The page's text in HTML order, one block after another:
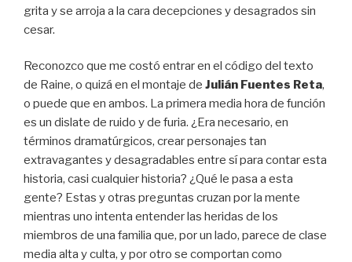
grita y se arroja a la cara decepciones y desagrados sin
cesar.
Reconozco que me costó entrar en el código del texto
de Raine, o quizá en el montaje de Julián Fuentes Reta,
o puede que en ambos. La primera media hora de función
es un dislate de ruido y de furia. ¿Era necesario, en
términos dramatúrgicos, crear personajes tan
extravagantes y desagradables entre sí para contar esta
historia, casi cualquier historia? ¿Qué le pasa a esta
gente? Estas y otras preguntas cruzan por la mente
mientras uno intenta entender las heridas de los
miembros de una familia que, por un lado, parece de clase
media alta y culta, y por otro se comportan como